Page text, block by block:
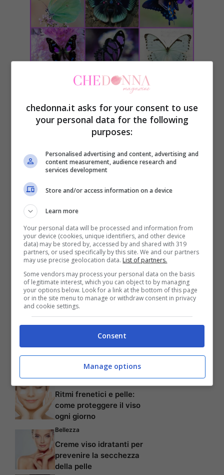
Test: come una farfalla
1 : Sei romantica, profonda, generosa,
sensibile. Il tuo animo è pacato, ma
spumeggiante; delicato ma grintoso. Sei
una persona molto legata alla famiglia ed
ai valori. Ti conosci bene e ti comprendi
molto meglio di quanto facciano gli altri.
Ami l’amore e l’amicizia, detesti la
superficialità. Sei attratta dagli uomini
diretti e romantici, che sanno parlarti dritto
al cuore.
Pagine:1 2 3 4
Articoli recenti
Bellezza
Ritmi frenetici e pelle:
come proteggere il viso
ogni giorno
Bellezza
Creme viso idratanti per
prevenire la secchezza
della pelle
chedonna.it asks for your consent to use
your personal data for the following
purposes:
Personalised advertising and content, advertising and
content measurement, audience research and
services development
Store and/or access information on a device
Learn more
Your personal data will be processed and information from
your device (cookies, unique identifiers, and other device
data) may be stored by, accessed by and shared with 319
partners, or used specifically by this site. We and our partners
may use precise geolocation data. List of partners.
Some vendors may process your personal data on the basis
of legitimate interest, which you can object to by managing
your options below. Look for a link at the bottom of this page
or in the site menu to manage or withdraw consent in privacy
and cookie settings.
Consent
Manage options